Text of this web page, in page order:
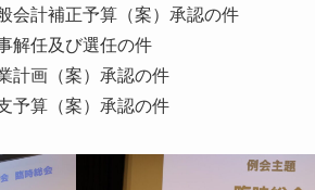
会計補正予算（案）承認の件
解任及び選任の件
計画（案）承認の件
予算（案）承認の件